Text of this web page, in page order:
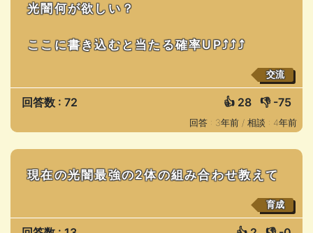
光闇何が欲しい？
ここに書き込むと当たる確率UP⤴️⤴️⤴️
交流
回答数 : 72 👍 28 👎 -75
回答 : 3年前 / 相談 : 4年前
現在の光闇最強の2体の組み合わせ教えて
育成